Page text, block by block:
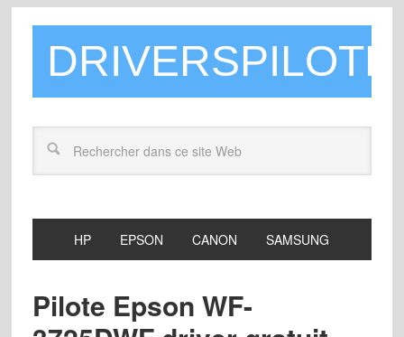
HP EPSON CANON SAMSUNG
Pilote Epson WF-